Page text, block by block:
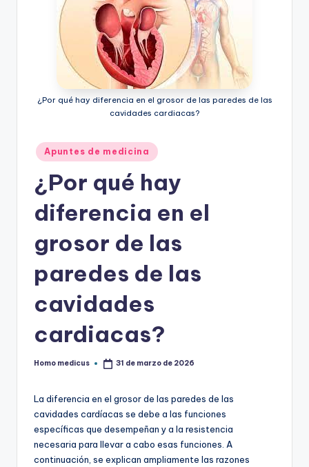
¿Por qué hay diferencia en el grosor de las paredes de las
cavidades cardiacas?
Publicado
en
Apuntes de medicina
¿Por qué hay
diferencia en el
grosor de las
paredes de las
cavidades
cardiacas?
Publicado
Homo medicus 31 de marzo de 2026
La diferencia en el grosor de las paredes de las
cavidades cardíacas se debe a las funciones
específicas que desempeñan y a la resistencia
necesaria para llevar a cabo esas funciones. A
continuación, se explican ampliamente las razones